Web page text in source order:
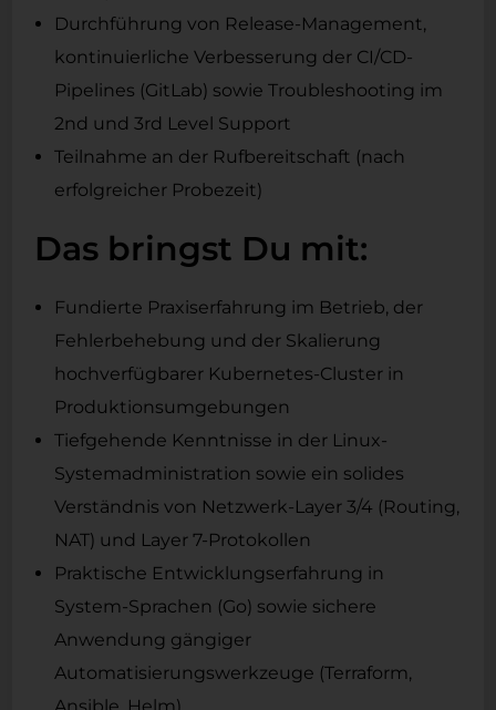
Durchführung von Release-Management,
kontinuierliche Verbesserung der CI/CD-
Pipelines (GitLab) sowie Troubleshooting im
2nd und 3rd Level Support
Teilnahme an der Rufbereitschaft (nach
erfolgreicher Probezeit)
Das bringst Du mit:
Fundierte Praxiserfahrung im Betrieb, der
Fehlerbehebung und der Skalierung
hochverfügbarer Kubernetes-Cluster in
Produktionsumgebungen
Tiefgehende Kenntnisse in der Linux-
Systemadministration sowie ein solides
Verständnis von Netzwerk-Layer 3/4 (Routing,
NAT) und Layer 7-Protokollen
Praktische Entwicklungserfahrung in
System-Sprachen (Go) sowie sichere
Anwendung gängiger
Automatisierungswerkzeuge (Terraform,